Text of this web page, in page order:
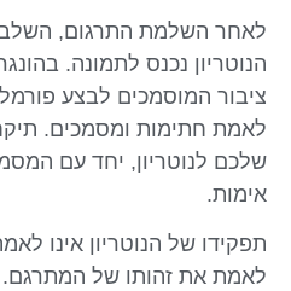
לאחר השלמת התרגום,
הנוטריון נכנס לתמונה.
ציבור המוסמכים לבצע
לאמת חתימות ומסמכים.
שלכם לנוטריון, יחד עם
אימות.
תפקידו של הנוטריון אינו
לאמת את זהותו של המתרגם.